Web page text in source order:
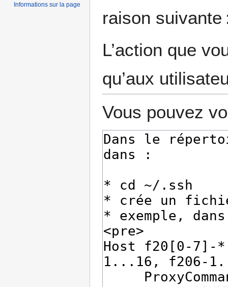
navigation
recherche
raison suivante
L’action que
qu’aux
Vous pouvez
Informations sur la page